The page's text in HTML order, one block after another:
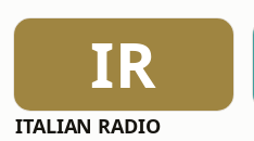
IR
ITALIAN RADIO